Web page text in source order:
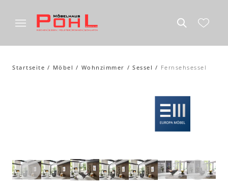
Startseite Möbel Wohnzimmer Sessel Fernsehsessel